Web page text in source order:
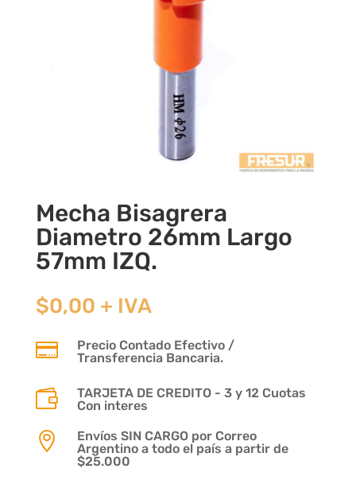
Mecha Bisagrera
Diametro 26mm Largo
57mm IZQ.
$0,00 + IVA

Precio Contado Efectivo /
Transferencia Bancaria.

TARJETA DE CREDITO - 3 y 12 Cuotas
Con interes

Envíos SIN CARGO por Correo
Argentino a todo el país a partir de
$25.000